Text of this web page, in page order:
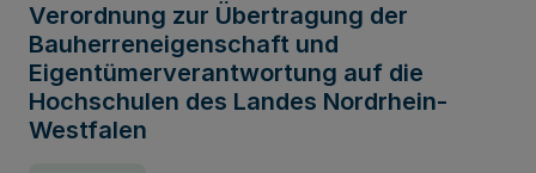
Verordnung zur Übertragung der
Bauherreneigenschaft und
Eigentümerverantwortung auf die
Hochschulen des Landes Nordrhein-
Westfalen